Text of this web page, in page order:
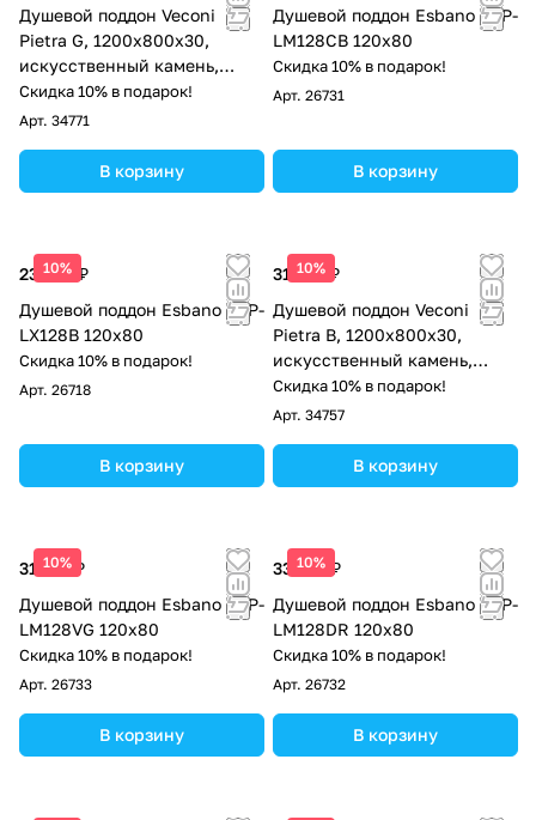
Душевой поддон Veconi
Pietra G, 1200x800x30,
искусственный камень,
серый
Скидка 10% в подарок!
Арт. 34771
В корзину
Душевой поддон Esbano ESP-
LM128CB 120х80
Скидка 10% в подарок!
Арт. 26731
В корзину
10%
23 588 ₽
Душевой поддон Esbano ESP-
LX128B 120х80
Скидка 10% в подарок!
Арт. 26718
В корзину
10%
31 097 ₽
Душевой поддон Veconi
Pietra B, 1200x800x30,
искусственный камень,
черный
Скидка 10% в подарок!
Арт. 34757
В корзину
10%
31 875 ₽
Душевой поддон Esbano ESP-
LM128VG 120х80
Скидка 10% в подарок!
Арт. 26733
В корзину
10%
33 788 ₽
Душевой поддон Esbano ESP-
LM128DR 120х80
Скидка 10% в подарок!
Арт. 26732
В корзину